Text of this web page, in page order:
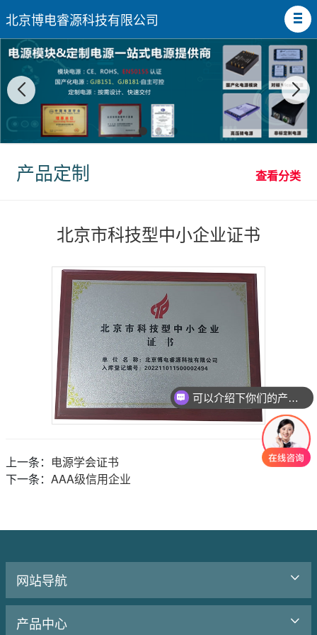
北京博电睿源科技有限公司
查看分类
产品定制
北京市科技型中小企业证书
上一条： 电源学会证书
下一条： AAA级信用企业
网站导航
产品中心